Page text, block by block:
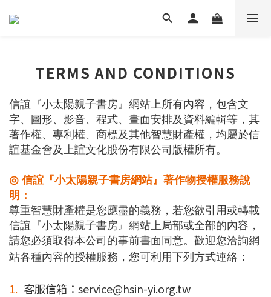
TERMS AND CONDITIONS
信誼『小太陽親子書房』網站上所有內容，包含文
字、圖形、影音、程式、畫面安排及資料編輯等，其
著作權、專利權、商標及其他智慧財產權，均屬於信
誼基金會及上誼文化股份有限公司版權所有。
◎ 信誼『小太陽親子書房網站』著作物授權服務說
明：
尊重智慧財產權是您應盡的義務，若您欲引用或轉載
信誼『小太陽親子書房』網站上局部或全部的內容，
請您必須取得本公司的事前書面同意。歡迎您洽詢網
站各種內容的授權服務，您可利用下列方式連絡：
1. 客服信箱： service@hsin-yi.org.tw